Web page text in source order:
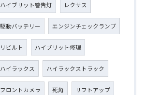
ハイブリット警告灯 レクサス
駆動バッテリー エンジンチェックランプ
リビルト ハイブリット修理
ハイラックス ハイラックストラック
フロントカメラ 死角 リフトアップ